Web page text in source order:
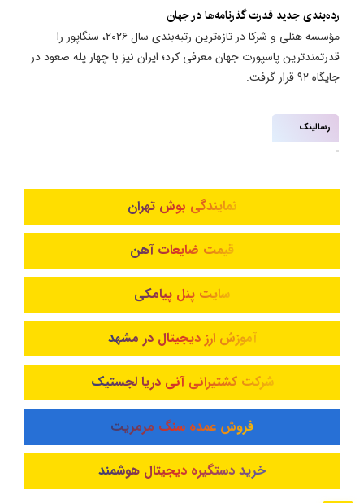
رده‌بندی جدید قدرت گذرنامه‌ها در جهان
مؤسسه هنلی و شرکا در تازه‌ترین رتبه‌بندی سال ۲۰۲۶، سنگاپور را
قدرتمندترین پاسپورت جهان معرفی کرد؛ ایران نیز با چهار پله صعود در
جایگاه ۹۲ قرار گرفت.
رسالینک
نمایندگی بوش تهران
قیمت ضایعات آهن
سایت پنل پیامکی
آموزش ارز دیجیتال در مشهد
شرکت کشتیرانی آنی دریا لجستیک
فروش عمده سنگ مرمریت
خرید دستگیره دیجیتال هوشمند